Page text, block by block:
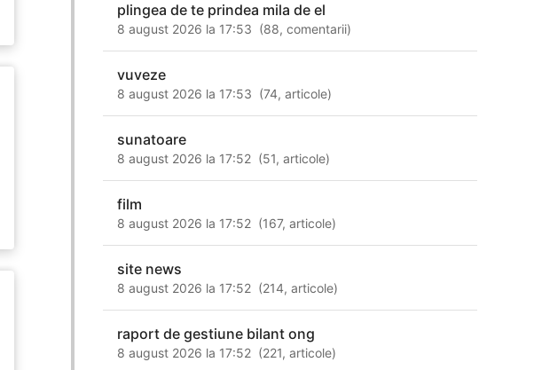
plingea de te prindea mila de el
8 august 2026 la 17:53 (88,comentarii)
vuveze
8 august 2026 la 17:53 (74,articole)
sunatoare
8 august 2026 la 17:52 (51,articole)
film
8 august 2026 la 17:52 (167,articole)
site news
8 august 2026 la 17:52 (214,articole)
raport de gestiune bilant ong
8 august 2026 la 17:52 (221,articole)